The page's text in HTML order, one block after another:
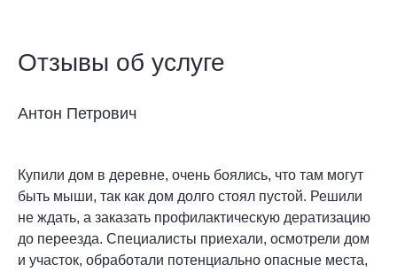
Отзывы об услуге
Антон Петрович
Купили дом в деревне, очень боялись, что там могут
быть мыши, так как дом долго стоял пустой. Решили
не ждать, а заказать профилактическую дератизацию
до переезда. Специалисты приехали, осмотрели дом
и участок, обработали потенциально опасные места,